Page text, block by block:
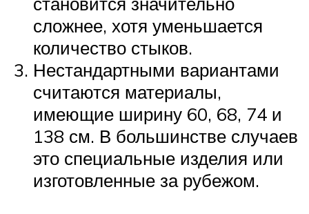
сложнее, хотя уменьшается
количество стыков.
Нестандартными вариантами
считаются материалы,
имеющие ширину 60, 68, 74 и
138 см. В большинстве случаев
это специальные изделия или
изготовленные за рубежом.